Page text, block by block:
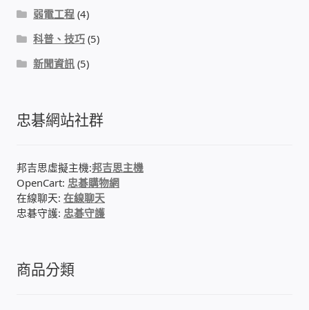
我的帳號
結帳
弱電工程 (4)
科普、技巧 (5)
新聞資訊 (5)
忠碁網站社群
邦吉思虛擬主機:邦吉思主機
OpenCart:忠碁購物網
在線聊天:在線聊天
忠碁守護:忠碁守護
商品分類